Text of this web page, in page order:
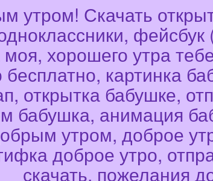
утром! Скачать
хорошего утра
картинка
открытка бабушке,
бабушка, анимация
утром, доброе
доброе утро,
скачать, пожелания